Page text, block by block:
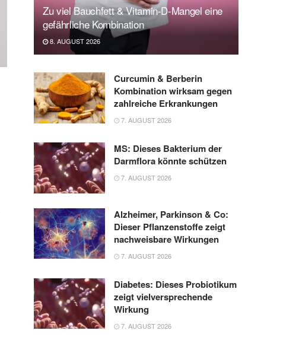
Zu viel Bauchfett & Vitamin-D-Mangel eine
gefährliche Kombination
8. AUGUST 2026
Curcumin & Berberin
Kombination wirksam gegen
zahlreiche Erkrankungen
7. AUGUST 2026
MS: Dieses Bakterium der
Darmflora könnte schützen
7. AUGUST 2026
Alzheimer, Parkinson & Co:
Dieser Pflanzenstoffe zeigt
nachweisbare Wirkungen
7. AUGUST 2026
Diabetes: Dieses Probiotikum
zeigt vielversprechende
Wirkung
7. AUGUST 2026